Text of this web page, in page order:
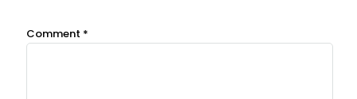
Comment *